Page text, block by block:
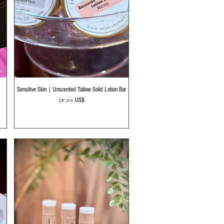
Quick View
Sensitive Skin | Unscented Tallow Solid Lotion Bar
Price
১৮.০০ US$